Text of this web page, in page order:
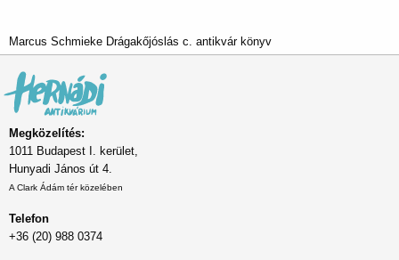
Marcus Schmieke Drágakőjóslás c. antikvár könyv
Megközelítés:
1011 Budapest I. kerület,
Hunyadi János út 4.
A Clark Ádám tér közelében
Telefon
+36 (20) 988 0374